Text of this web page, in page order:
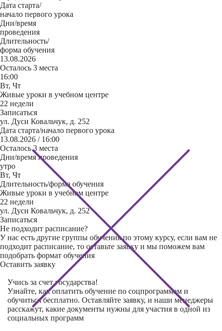
Дата старта/
начало первого урока
Дни/время
проведения
Длительность/
форма обучения
13.08.2026
Осталось 3 места
16:00
Вт, Чт
Живые уроки в учебном центре
22 недели
Записаться
ул. Дуси Ковальчук, д. 252
Дата старта/начало первого урока
13.08.2026 / 16:00
Осталось 3 места
Дни/время проведения
утро
Вт, Чт
Длительность/форма обучения
Живые уроки в учебном центре
22 недели
ул. Дуси Ковальчук, д. 252
Записаться
Не подходит расписание?
У нас есть другие группы обучения по этому курсу, если вам не
подходит расписание, то оставьте заявку и мы поможем вам
подобрать формат обучения
Оставить заявку
Учись за счет государства!
Узнайте, как оплатить обучение по соцпрограммам и
обучиться бесплатно. Оставляйте заявку, и наши менеджеры
расскажут, какие документы нужны для участия в одной из
социальных программ